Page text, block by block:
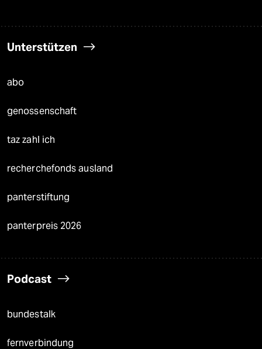
Unterstützen
abo
genossenschaft
taz zahl ich
recherchefonds ausland
panterstiftung
panterpreis 2026
Podcast
bundestalk
fernverbindung